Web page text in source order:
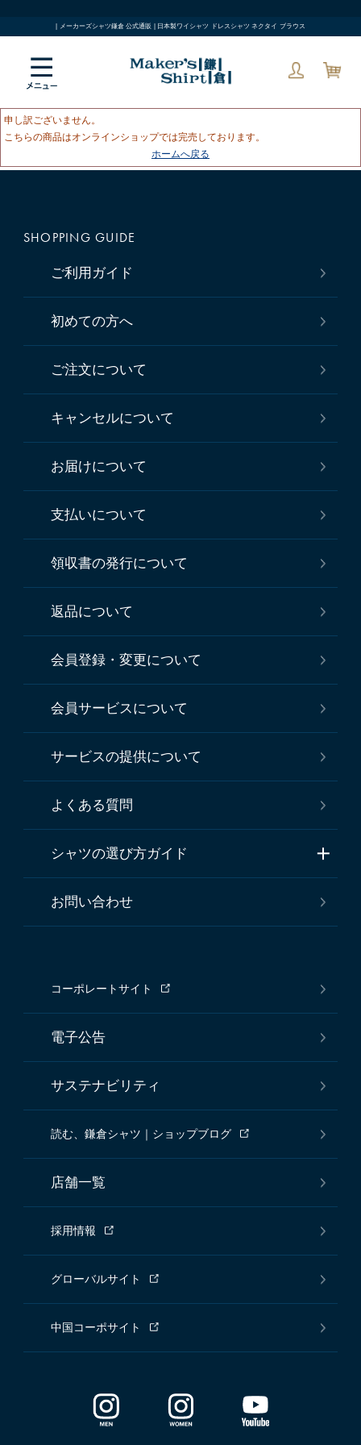
| メーカーズシャツ鎌倉 公式通販 | 日本製ワイシャツ ドレスシャツ ネクタイ ブラウス
申し訳ございません。
こちらの商品はオンラインショップでは完売しております。
ホームへ戻る
SHOPPING GUIDE
ご利用ガイド
初めての方へ
ご注文について
キャンセルについて
お届けについて
支払いについて
領収書の発行について
返品について
会員登録・変更について
会員サービスについて
サービスの提供について
よくある質問
シャツの選び方ガイド
お問い合わせ
コーポレートサイト
電子公告
サステナビリティ
読む、鎌倉シャツ｜ショップブログ
店舗一覧
採用情報
グローバルサイト
中国コーポサイト